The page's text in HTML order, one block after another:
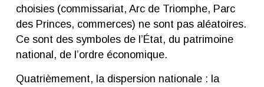
choisies (commissariat, Arc de Triomphe, Parc
des Princes, commerces) ne sont pas aléatoires.
Ce sont des symboles de l’État, du patrimoine
national, de l’ordre économique.
Quatrièmement, la dispersion nationale : la